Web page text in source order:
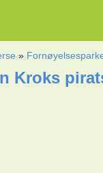
»
Kroks